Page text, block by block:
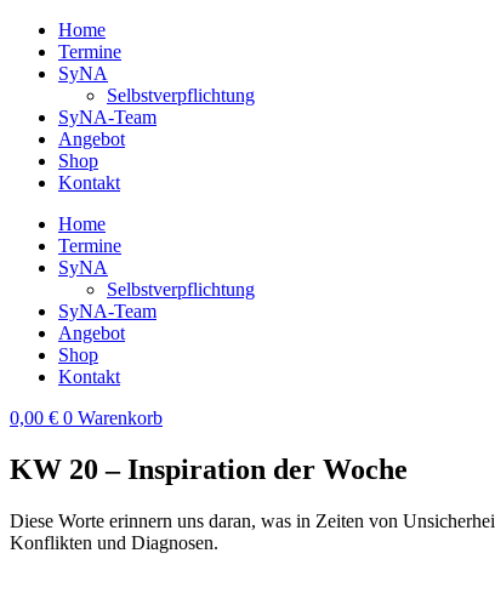
Home
Termine
SyNA
Selbstverpflichtung
SyNA-Team
Angebot
Shop
Kontakt
Home
Termine
SyNA
Selbstverpflichtung
SyNA-Team
Angebot
Shop
Kontakt
0,00 € 0 Warenkorb
KW 20 – Inspiration der Woche
Diese Worte erinnern uns daran, was in Zeiten von
Konflikten und Diagnosen.